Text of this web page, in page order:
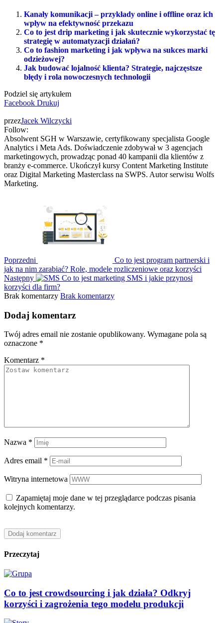
Kanały komunikacji – przykłady online i offline oraz ich
wpływ na efektywność przekazu
Co to jest drip marketing i jak skutecznie wykorzystać tę
strategię w automatyzacji działań?
Co to fashion marketing i jak wpływa na sukces marki
odzieżowej?
Jak budować lojalność klienta? Strategie, najczęstsze
błędy i rola nowoczesnych technologii
Podziel się artykułem
Facebook Drukuj
przezJacek Wilczycki
Follow:
Absolwent SGH w Warszawie, certyfikowany specjalista Google
Analytics i Meta Ads. Doświadczenie zdobywał w 3 agencjach
marketingowych, prowadząc ponad 40 kampanii dla klientów z
branży e-commerce. Ukończył kursy Content Marketing Institute
oraz Digital Marketing Masterclass na SWPS. Autor serwisu Wolfs
Marketing.
Poprzedni
Co to jest program partnerski i
jak na nim zarabiać? Role, modele rozliczeniowe oraz korzyści
Następny
Co to jest marketing SMS i jakie przynosi
korzyści dla firm?
Brak komentarzy Brak komentarzy
Dodaj komentarz
Twój adres email nie zostanie opublikowany. Wymagane pola są
oznaczone *
Komentarz *
Nazwa *
Adres email *
Witryna internetowa
Zapamiętaj moje dane w tej przeglądarce podczas pisania
kolejnych komentarzy.
Przeczytaj
Co to jest crowdsourcing i jak działa? Odkryj
korzyści i zagrożenia tego modelu produkcji